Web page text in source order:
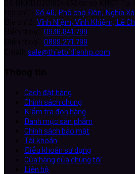
Số 46, Phố chợ Đôn, Nghĩa
Vĩnh Niệm, Vĩnh Khiệm, Lê
0936.841.799
0899.271.799
sale@thietbidienhp.com
Cách đặt hàng
Chính sách chung
Kiểm tra đơn hàng
Danh mục sản phẩm
Chính sách bảo mật
Tài khoản
Điều khoản sử dụng
Cửa hàng của chúng tôi
Liên hệ